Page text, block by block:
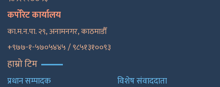
कर्पोरेट कार्यालय
का.म.न.पा. २९, अनामनगर, काठमाडाैँ
+९७७-१-५७०५४४५ / ९८५१३१००९३
हाम्रो टिम
प्रधान सम्पादक विशेष संवाददाता